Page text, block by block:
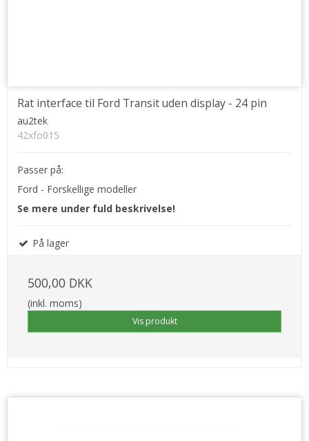
Rat interface til Ford Transit uden display - 24 pin
au2tek
42xfo015
Passer på:
Ford - Forskellige modeller
Se mere under fuld beskrivelse!
På lager
500,00 DKK
(inkl. moms)
Vis produkt